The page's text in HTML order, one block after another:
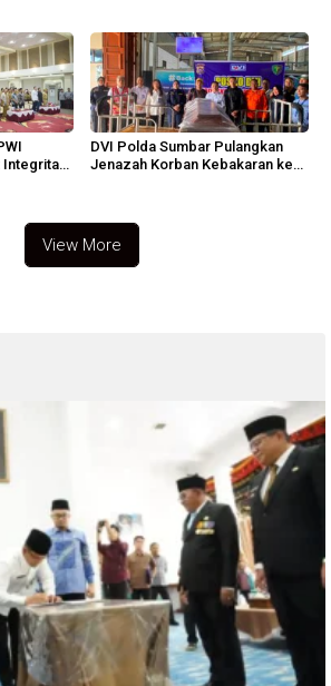
Integritas
DVI Polda Sumbar Pulangkan
Jenazah Korban Kebakaran ke
View More